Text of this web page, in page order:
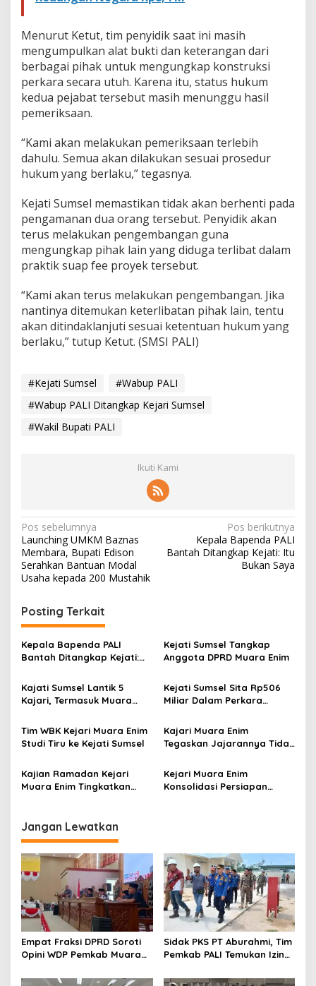
Menurut Ketut, tim penyidik saat ini masih
mengumpulkan alat bukti dan keterangan dari
berbagai pihak untuk mengungkap konstruksi
perkara secara utuh. Karena itu, status hukum
kedua pejabat tersebut masih menunggu hasil
pemeriksaan.
“Kami akan melakukan pemeriksaan terlebih
dahulu. Semua akan dilakukan sesuai prosedur
hukum yang berlaku,” tegasnya.
Kejati Sumsel memastikan tidak akan berhenti pada
pengamanan dua orang tersebut. Penyidik akan
terus melakukan pengembangan guna
mengungkap pihak lain yang diduga terlibat dalam
praktik suap fee proyek tersebut.
“Kami akan terus melakukan pengembangan. Jika
nantinya ditemukan keterlibatan pihak lain, tentu
akan ditindaklanjuti sesuai ketentuan hukum yang
berlaku,” tutup Ketut. (SMSI PALI)
#Kejati Sumsel
#Wabup PALI
#Wabup PALI Ditangkap Kejari Sumsel
#Wakil Bupati PALI
Ikuti Kami
N
a
v
g
a
s
p
o
s
Pos sebelumnya
Launching UMKM Baznas
Membara, Bupati Edison
Serahkan Bantuan Modal
Usaha kepada 200 Mustahik
Pos berikutnya
Kepala Bapenda PALI
Bantah Ditangkap Kejati: Itu
Bukan Saya
Posting Terkait
Kepala Bapenda PALI
Bantah Ditangkap Kejati:
Kejati Sumsel Tangkap
Anggota DPRD Muara Enim
Kajati Sumsel Lantik 5
Kajari, Termasuk Muara
Kejati Sumsel Sita Rp506
Miliar Dalam Perkara
Kredit Bank Plat Merah
Tim WBK Kejari Muara Enim
Studi Tiru ke Kejati Sumsel
Kajari Muara Enim
Tegaskan Jajarannya Tidak
Kajian Ramadan Kejari
Muara Enim Tingkatkan
Kejari Muara Enim
Konsolidasi Persiapan
Jangan Lewatkan
Empat Fraksi DPRD Soroti
Opini WDP Pemkab Muara
Kelola Keuangan
Sidak PKS PT Aburahmi, Tim
Pemkab PALI Temukan Izin